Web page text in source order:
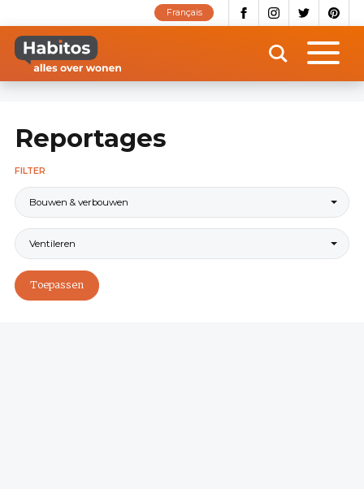
naar
inhoud
gaan
Français
Reportages
FILTER
Bouwen & verbouwen
Ventileren